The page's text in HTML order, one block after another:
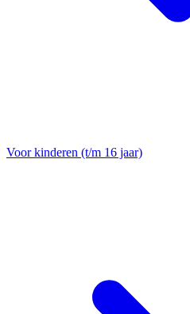
Voor kinderen (t/m 16 jaar)